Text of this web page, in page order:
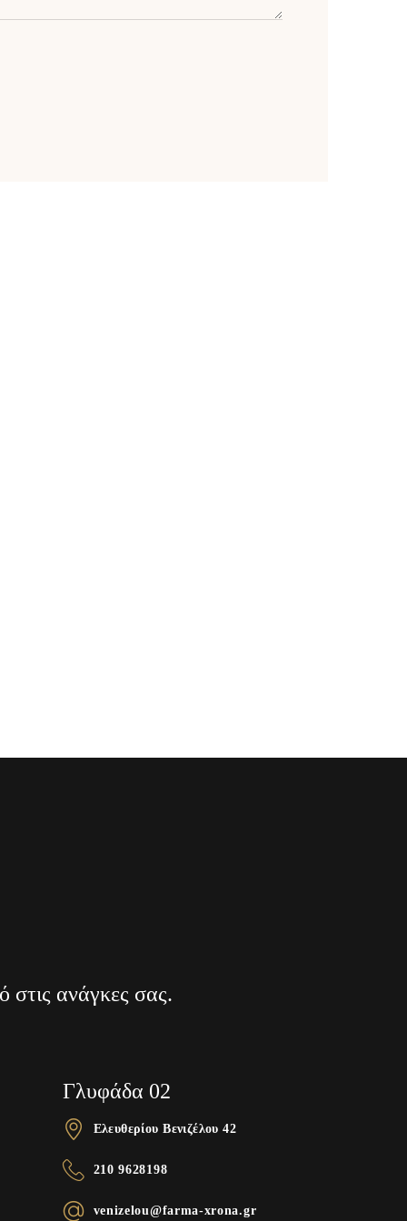
στις ανάγκες σας.
Γλυφάδα 02
Ελευθερίου Βενιζέλου 42
210 9628198
venizelou@farma-xrona.gr